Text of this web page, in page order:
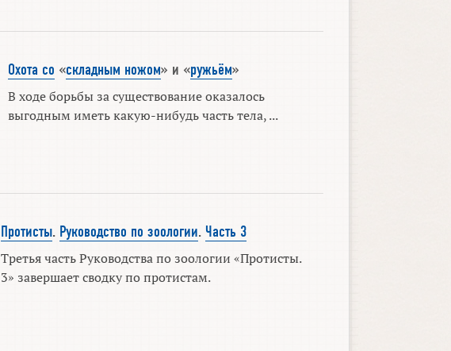
Охота со «складным ножом» и «ружьём»
В ходе борьбы за существование оказалось
выгодным иметь какую-нибудь часть тела, ...
Протисты. Руководство по зоологии. Часть 3
Третья часть Руководства по зоологии «Протисты.
3» завершает сводку по протистам.